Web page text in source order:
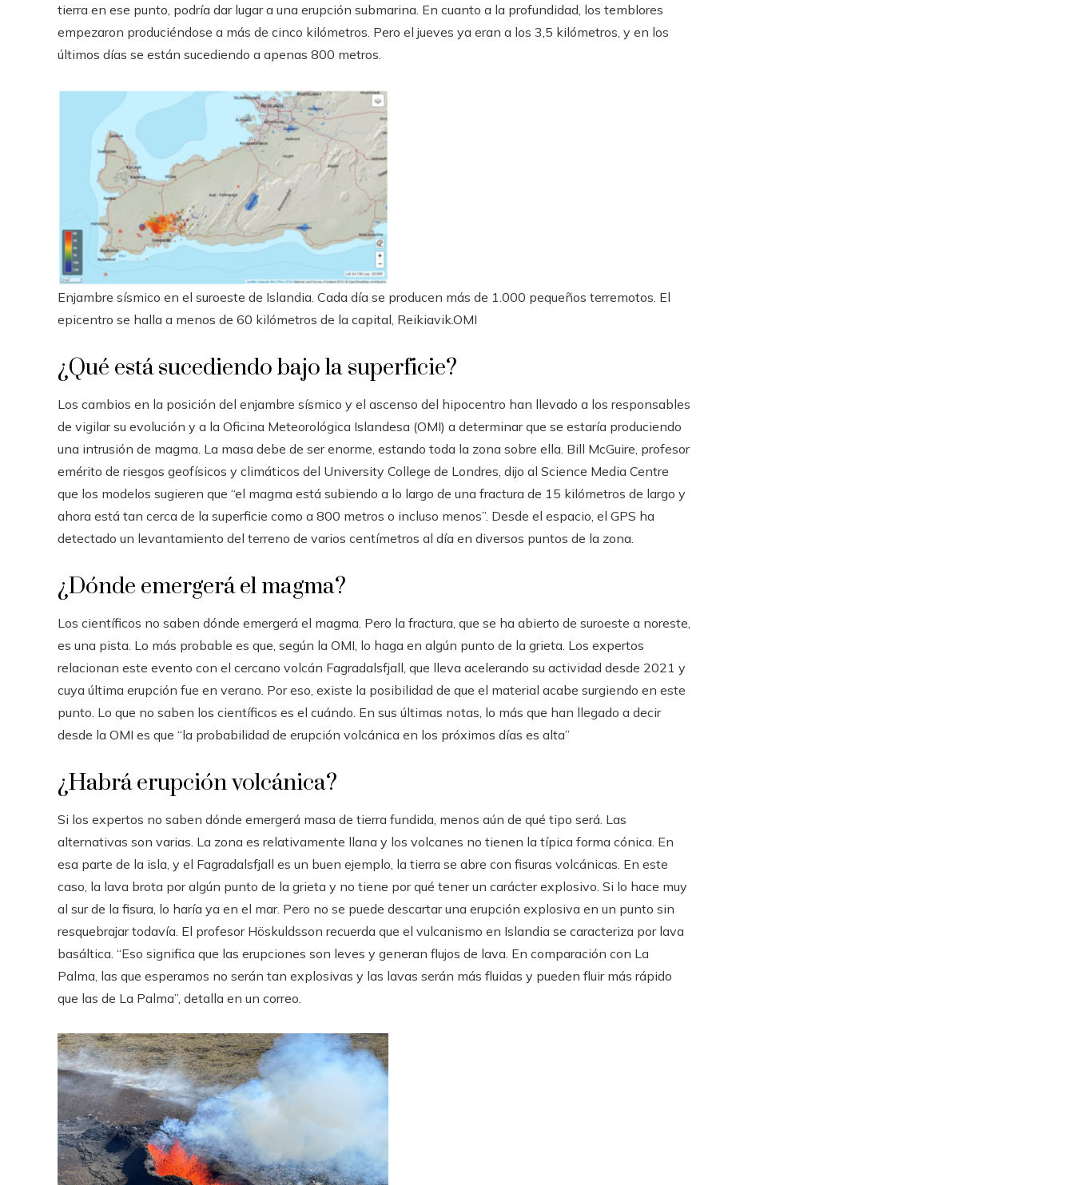
tierra en ese punto, podría dar lugar a una erupción submarina. En cuanto a la profundidad, los temblores
empezaron produciéndose a más de cinco kilómetros. Pero el jueves ya eran a los 3,5 kilómetros, y en los
últimos días se están sucediendo a apenas 800 metros.
Enjambre sísmico en el suroeste de Islandia. Cada día se producen más de 1.000 pequeños terremotos. El
epicentro se halla a menos de 60 kilómetros de la capital, Reikiavik.OMI
¿Qué está sucediendo bajo la superficie?
Los cambios en la posición del enjambre sísmico y el ascenso del hipocentro han llevado a los responsables
de vigilar su evolución y a la Oficina Meteorológica Islandesa (OMI) a determinar que se estaría produciendo
una intrusión de magma. La masa debe de ser enorme, estando toda la zona sobre ella. Bill McGuire, profesor
emérito de riesgos geofísicos y climáticos del University College de Londres, dijo al Science Media Centre
que los modelos sugieren que “el magma está subiendo a lo largo de una fractura de 15 kilómetros de largo y
ahora está tan cerca de la superficie como a 800 metros o incluso menos”. Desde el espacio, el GPS ha
detectado un levantamiento del terreno de varios centímetros al día en diversos puntos de la zona.
¿Dónde emergerá el magma?
Los científicos no saben dónde emergerá el magma. Pero la fractura, que se ha abierto de suroeste a noreste,
es una pista. Lo más probable es que, según la OMI, lo haga en algún punto de la grieta. Los expertos
relacionan este evento con el cercano volcán Fagradalsfjall, que lleva acelerando su actividad desde 2021 y
cuya última erupción fue en verano. Por eso, existe la posibilidad de que el material acabe surgiendo en este
punto. Lo que no saben los científicos es el cuándo. En sus últimas notas, lo más que han llegado a decir
desde la OMI es que “la probabilidad de erupción volcánica en los próximos días es alta”
¿Habrá erupción volcánica?
Si los expertos no saben dónde emergerá masa de tierra fundida, menos aún de qué tipo será. Las
alternativas son varias. La zona es relativamente llana y los volcanes no tienen la típica forma cónica. En
esa parte de la isla, y el Fagradalsfjall es un buen ejemplo, la tierra se abre con fisuras volcánicas. En este
caso, la lava brota por algún punto de la grieta y no tiene por qué tener un carácter explosivo. Si lo hace muy
al sur de la fisura, lo haría ya en el mar. Pero no se puede descartar una erupción explosiva en un punto sin
resquebrajar todavía. El profesor Höskuldsson recuerda que el vulcanismo en Islandia se caracteriza por lava
basáltica. “Eso significa que las erupciones son leves y generan flujos de lava. En comparación con La
Palma, las que esperamos no serán tan explosivas y las lavas serán más fluidas y pueden fluir más rápido
que las de La Palma”, detalla en un correo.